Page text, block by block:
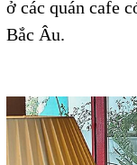
ở các quán cafe
Bắc Âu.